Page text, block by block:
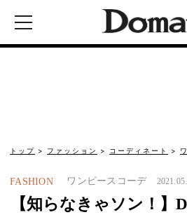
トップ ファッション コーディネート
FASHION ワンピースコーデ
【知らなきゃソン！】